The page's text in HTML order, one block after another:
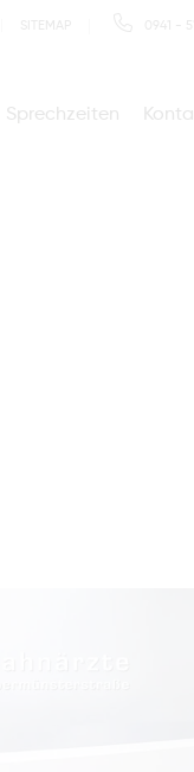
Sprechzeiten